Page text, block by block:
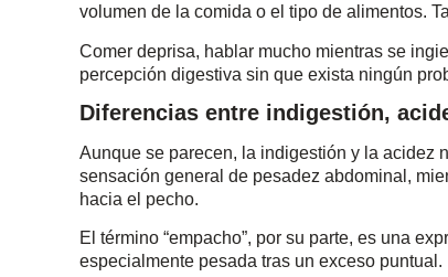
volumen de la comida o el tipo de alimentos.
Comer deprisa, hablar mucho mientras se
percepción digestiva sin que exista ningún
Diferencias entre indigestión,
Aunque se parecen, la indigestión y la acidez
sensación general de pesadez abdominal,
hacia el pecho.
El término “empacho”, por su parte, es una
especialmente pesada tras un exceso puntual.